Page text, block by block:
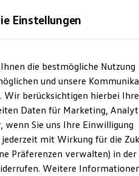
Einstellungen
die bestmögliche Nutzung
und unsere
Wir berücksichtigen hierbei Ihre
Daten für Marketing,
wenn Sie uns Ihre Einwilligung
jederzeit mit Wirkung für die
Präferenzen verwalten) in der
Weitere